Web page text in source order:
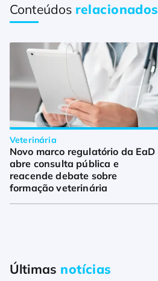
Conteúdos relacionados
Veterinária
Novo marco regulatório da EaD
abre consulta pública e
reacende debate sobre
formação veterinária
Últimas notícias